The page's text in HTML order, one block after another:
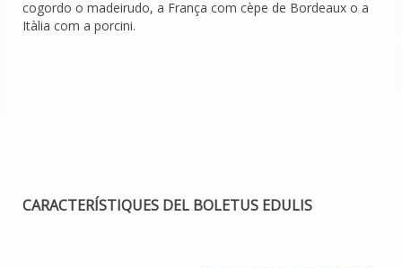
cogordo o madeirudo, a França com cèpe de Bordeaux o a
Itàlia com a porcini.
CARACTERÍSTIQUES DEL BOLETUS EDULIS